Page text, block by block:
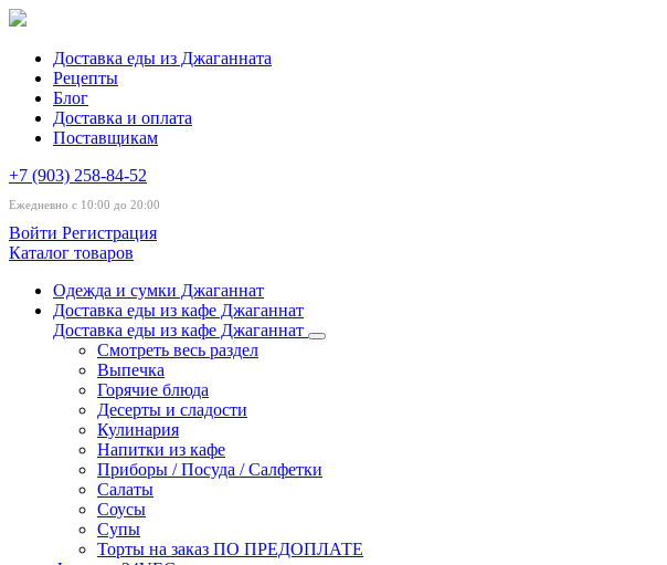
Доставка еды из Джаганната
Рецепты
Блог
Доставка и оплата
Поставщикам
+7 (903) 258-84-52
Ежедневно с 10:00 до 20:00
Войти Регистрация
Каталог товаров
Одежда и сумки Джаганнат
Доставка еды из кафе Джаганнат
Доставка еды из кафе Джаганнат
Смотреть весь раздел
Выпечка
Горячие блюда
Десерты и сладости
Кулинария
Напитки из кафе
Приборы / Посуда / Салфетки
Салаты
Соусы
Супы
Торты на заказ ПО ПРЕДОПЛАТЕ